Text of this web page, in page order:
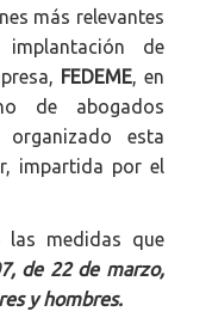
más relevantes
de
FEDEME, en
de abogados
esta
impartida por el
las medidas que
de 22 de marzo,
y hombres.